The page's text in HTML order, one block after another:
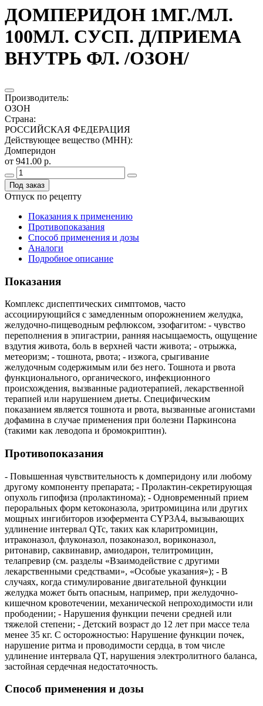
ДОМПЕРИДОН 1МГ./МЛ.
100МЛ. СУСП. Д/ПРИЕМА
ВНУТРЬ ФЛ. /ОЗОН/
Производитель:
ОЗОН
Страна:
РОССИЙСКАЯ ФЕДЕРАЦИЯ
Действующее вещество (МНН):
Домперидон
от 941.00 р.
Под заказ
Отпуск по рецепту
Показания к применению
Противопоказания
Способ применения и дозы
Аналоги
Подробное описание
Показания
Комплекс диспептических симптомов, часто
ассоциирующийся с замедленным опорожнением желудка,
желудочно-пищеводным рефлюксом, эзофагитом: - чувство
переполнения в эпигастрии, ранняя насыщаемость, ощущение
вздутия живота, боль в верхней части живота; - отрыжка,
метеоризм; - тошнота, рвота; - изжога, срыгивание
желудочным содержимым или без него. Тошнота и рвота
функционального, органического, инфекционного
происхождения, вызванные радиотерапией, лекарственной
терапией или нарушением диеты. Специфическим
показанием является тошнота и рвота, вызванные агонистами
дофамина в случае применения при болезни Паркинсона
(такими как леводопа и бромокриптин).
Противопоказания
- Повышенная чувствительность к домперидону или любому
другому компоненту препарата; - Пролактин-секретирующая
опухоль гипофиза (пролактинома); - Одновременный прием
пероральных форм кетоконазола, эритромицина или других
мощных ингибиторов изофермента CYP3A4, вызывающих
удлинение интервал QTc, таких как кларитромицин,
итраконазол, флуконазол, позаконазол, вориконазол,
ритонавир, саквинавир, амиодарон, телитромицин,
телапревир (см. разделы «Взаимодействие с другими
лекарственными средствами», «Особые указания»); - В
случаях, когда стимулирование двигательной функции
желудка может быть опасным, например, при желудочно-
кишечном кровотечении, механической непроходимости или
прободении; - Нарушения функции печени средней или
тяжелой степени; - Детский возраст до 12 лет при массе тела
менее 35 кг. С осторожностью: Нарушение функции почек,
нарушение ритма и проводимости сердца, в том числе
удлинение интервала QT, нарушения электролитного баланса,
застойная сердечная недостаточность.
Способ применения и дозы